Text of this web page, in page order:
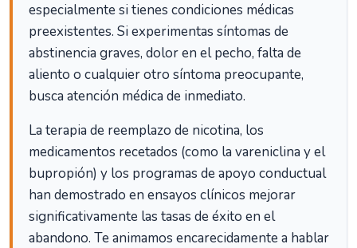
especialmente si tienes condiciones médicas
preexistentes. Si experimentas síntomas de
abstinencia graves, dolor en el pecho, falta de
aliento o cualquier otro síntoma preocupante,
busca atención médica de inmediato.
La terapia de reemplazo de nicotina, los
medicamentos recetados (como la vareniclina y el
bupropión) y los programas de apoyo conductual
han demostrado en ensayos clínicos mejorar
significativamente las tasas de éxito en el
abandono. Te animamos encarecidamente a hablar